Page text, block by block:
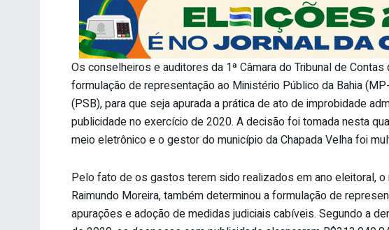
Os conselheiros e auditores da 1ª Câmara do Tribunal de
formulação de representação ao Ministério Público da Bahia
(PSB), para que seja apurada a prática de ato de improbidade
publicidade no exercício de 2020. A decisão foi tomada nesta
meio eletrônico e o gestor do município da Chapada Velha foi
Pelo fato de os gastos terem sido realizados em ano eleitoral,
Raimundo Moreira, também determinou a formulação de
apurações e adoção de medidas judiciais cabíveis. Segundo a